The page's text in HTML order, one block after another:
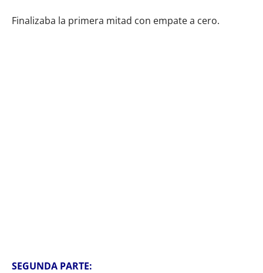
Finalizaba la primera mitad con empate a cero.
SEGUNDA PARTE: